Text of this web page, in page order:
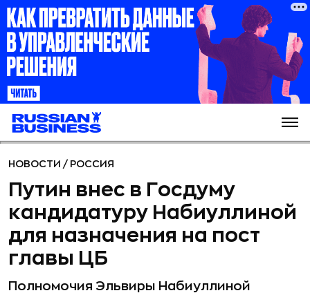
НОВОСТИ / РОССИЯ
Путин внес в Госдуму
кандидатуру Набиуллиной
для назначения на пост
главы ЦБ
Полномочия Эльвиры Набиуллиной